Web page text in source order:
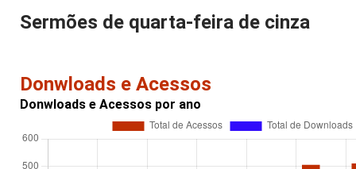
Sermões de quarta-feira de cinza
Donwloads e Acessos
Donwloads e Acessos por ano